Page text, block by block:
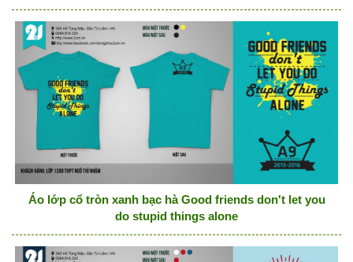
Áo lớp cổ tròn xanh bạc hà Good friends don't let you
do stupid things alone